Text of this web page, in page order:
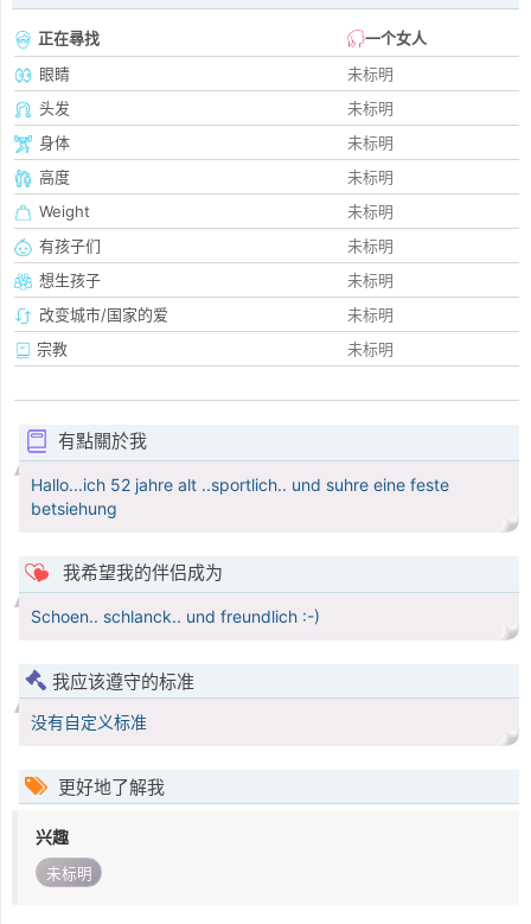
正在尋找
一个女人
眼睛
未标明
头发
未标明
身体
未标明
高度
未标明
Weight
未标明
有孩子们
未标明
想生孩子
未标明
改变城市/国家的爱
未标明
宗教
未标明
有點關於我
Hallo...ich 52 jahre alt ..sportlich.. und suhre eine feste
betsiehung
我希望我的伴侣成为
Schoen.. schlanck.. und freundlich :-)
我应该遵守的标准
没有自定义标准
更好地了解我
兴趣
未标明